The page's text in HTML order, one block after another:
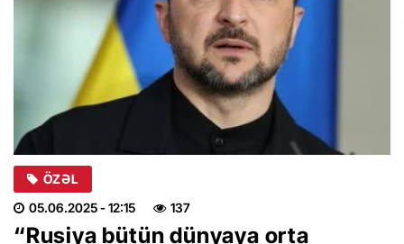
ÖZƏL
05.06.2025- 12:15 137
“Rusiya bütün dünyaya orta